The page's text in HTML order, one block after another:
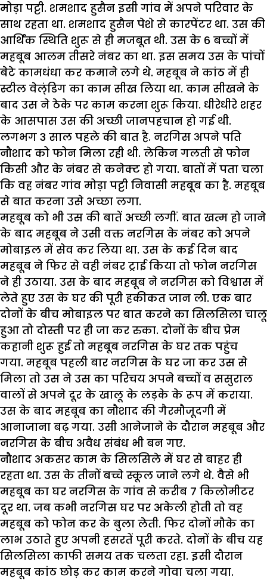
मोड़ा पट्टी. शमशाद हुसैन इसी गांव में अपने परिवार के
साथ रहता था. शमशाद हुसैन पेशे से कारपेंटर था. उस की
आर्थिक स्थिति शुरू से ही मजबूत थी. उस के 6 बच्चों में
महबूब आलम तीसरे नंबर का था. इस समय उस के पांचों
बेटे कामधंधा कर कमाने लगे थे. महबूब ने कांठ में ही
स्टील वेल्ंडिग का काम सीख लिया था. काम सीखने के
बाद उस ने ठेके पर काम करना शुरू किया. धीरेधीरे शहर
के आसपास उस की अच्छी जानपहचान हो गई थी.
लगभग 3 साल पहले की बात है. नरगिस अपने पति
नौशाद को फोन मिला रही थी. लेकिन गलती से फोन
किसी और के नंबर से कनेक्ट हो गया. बातों में पता चला
कि वह नंबर गांव मोड़ा पट्टी निवासी महबूब का है. महबूब
से बात करना उसे अच्छा लगा.
महबूब को भी उस की बातें अच्छी लगीं. बात खत्म हो जाने
के बाद महबूब ने उसी वक्त नरगिस के नंबर को अपने
मोबाइल में सेव कर लिया था. उस के कई दिन बाद
महबूब ने फिर से वही नंबर ट्राई किया तो फोन नरगिस
ने ही उठाया. उस के बाद महबूब ने नरगिस को विश्वास में
लेते हुए उस के घर की पूरी हकीकत जान ली. एक बार
दोनों के बीच मोबाइल पर बात करने का सिलसिला चालू
हुआ तो दोस्ती पर ही जा कर रुका. दोनों के बीच प्रेम
कहानी शुरू हुई तो महबूब नरगिस के घर तक पहुंच
गया. महबूब पहली बार नरगिस के घर जा कर उस से
मिला तो उस ने उस का परिचय अपने बच्चों व ससुराल
वालों से अपने दूर के खालू के लड़के के रूप में कराया.
उस के बाद महबूब का नौशाद की गैरमौजूदगी में
आनाजाना बढ़ गया. उसी आनेजाने के दौरान महबूब और
नरगिस के बीच अवैध संबंध भी बन गए.
नौशाद अकसर काम के सिलसिले में घर से बाहर ही
रहता था. उस के तीनों बच्चे स्कूल जाने लगे थे. वैसे भी
महबूब का घर नरगिस के गांव से करीब 7 किलोमीटर
दूर था. जब कभी नरगिस घर पर अकेली होती तो वह
महबूब को फोन कर के बुला लेती. फिर दोनों मौके का
लाभ उठाते हुए अपनी हसरतें पूरी करते. दोनों के बीच यह
सिलसिला काफी समय तक चलता रहा. इसी दौरान
महबूब कांठ छोड़ कर काम करने गोवा चला गया.